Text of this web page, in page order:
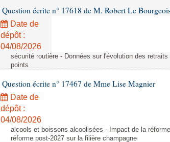
Question écrite n° 17618 de M. Robert Le
Date de
dépôt :
04/08/2026
sécurité routière - Données sur l'évolution des
points
Question écrite n° 17467 de Mme Lise Magnier
Date de
dépôt :
04/08/2026
alcools et boissons alcoolisées - Impact de la
réforme post-2027 sur la filière champagne